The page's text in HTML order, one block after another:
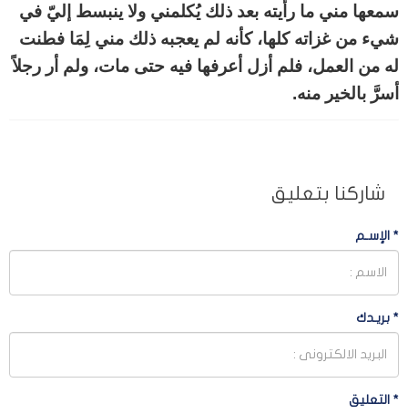
سمعها مني ما رأيته بعد ذلك يُكلمني ولا ينبسط إليّ في
شيء من غزاته كلها، كأنه لم يعجبه ذلك مني لِمَا فطنت
له من العمل، فلم أزل أعرفها فيه حتى مات، ولم أر رجلاً
أسرَّ بالخير منه.
شاركنا بتعليق
* الإسـم
* بريـدك
* التعليق